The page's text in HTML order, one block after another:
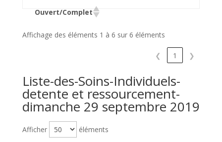
Ouvert/Complet
Affichage des éléments 1 à 6 sur 6 éléments
❮ 1 ❯
Liste-des-Soins-Individuels-
detente et ressourcement-
dimanche 29 septembre 2019
Afficher éléments